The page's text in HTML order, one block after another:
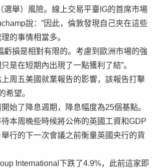
選舉）風險。線上交易平臺IG的首席市場
說：”因此，倫敦發現自己夾在這些
的事情相當多。
虧損是相對有限的。考慮到歐洲市場的強
是在短期內出現了一點獲利了結”。
周五美國就業報告的影響，該報告打擊
希望。
始了降息週期，降息幅度為25個基點。
本周晚些時候將公佈的英國工資和GDP
行的下一次會議之前衡量英國央行的貨
International下跌了4.9%，此前這家即